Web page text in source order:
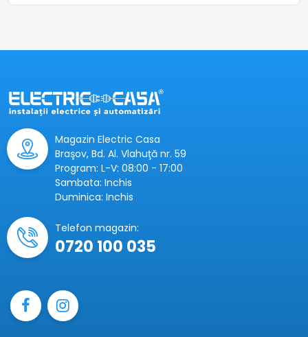
Magazin Electric Casa
Braşov, Bd. Al. Vlahuţă nr. 59
Program: L-V: 08:00 - 17:00
Sambata: Inchis
Duminica: Inchis
Telefon magazin:
0720 100 035